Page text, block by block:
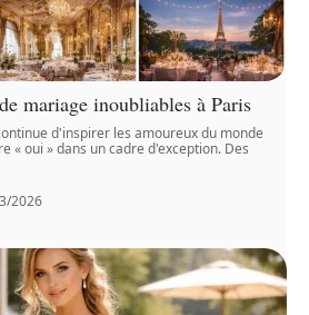
mariage inoubliables à Paris
d'inspirer les amoureux du monde
« oui » dans un cadre d'exception. Des
2026